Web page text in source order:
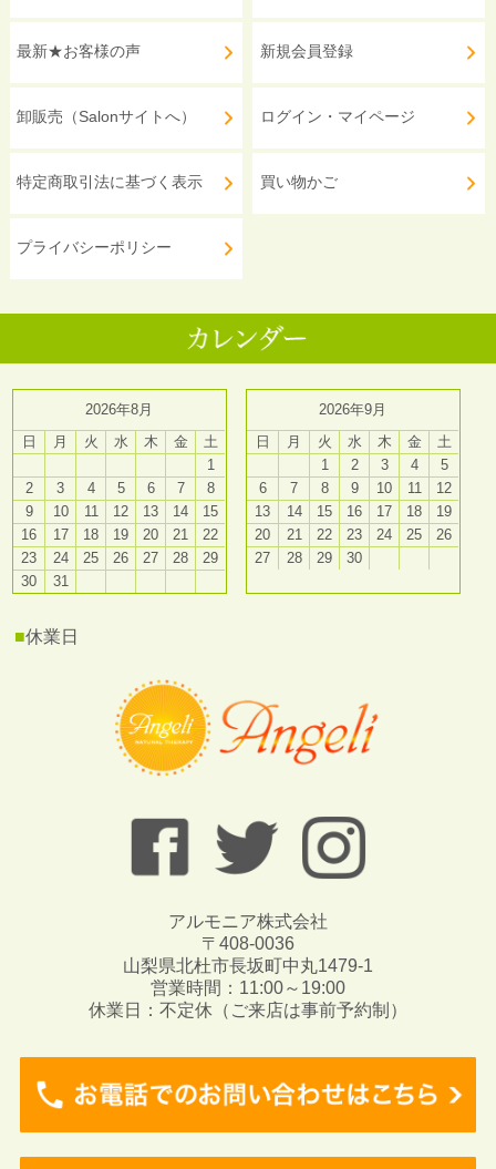
最新★お客様の声
卸販売（Salonサイトへ）
特定商取引法に基づく表示
プライバシーポリシー
新規会員登録
ログイン・マイページ
買い物かご
2026年8月
日
月 火 水 木 金
土
1
2
3 4 5 6 7
8
9
10 11 12 13 14
15
16
17 18 19 20 21
22
23
24 25 26 27 28
29
30
31
2026年9月
日
月 火 水 木 金
土
1
2 3 4
5
6
7 8 9 10 11
12
13
14 15 16 17 18
19
20
21 22 23 24 25
26
27
28 29 30
■休業日
アルモニア株式会社
〒408-0036
山梨県北杜市長坂町中丸1479-1
営業時間：11:00～19:00
休業日：不定休（ご来店は事前予約制）